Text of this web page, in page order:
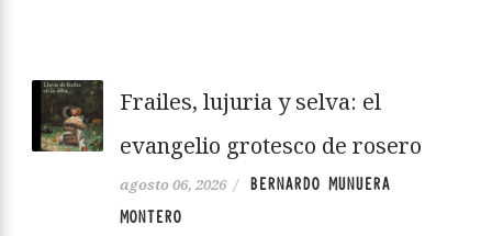
Frailes, lujuria y selva: el
evangelio grotesco de rosero
agosto 06, 2026 /
BERNARDO MUNUERA
MONTERO